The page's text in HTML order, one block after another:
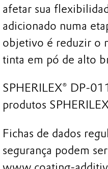
afetar sua
adicionado numa
objetivo é reduzir o
tinta em pó de alto
SPHERILEX® DP-
produtos
Fichas de dados
segurança podem